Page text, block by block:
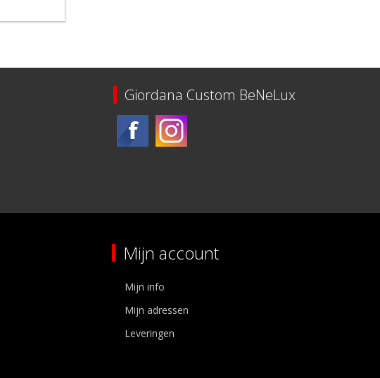
Giordana Custom BeNeLux
Mijn account
Mijn info
Mijn adressen
Leveringen